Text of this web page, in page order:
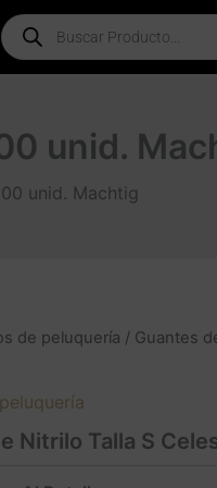
Products
search
unid.
unid. Machtig
de peluquería / Guantes
Nitrilo Talla S